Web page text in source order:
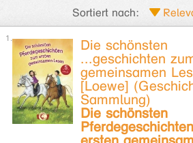
Sortiert nach:
Die schönsten
...geschichten
gemeinsamen
[Loewe]
Sammlung)
Die schönsten